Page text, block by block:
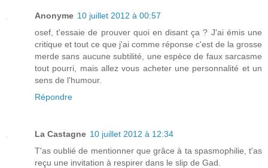
Anonyme 10 juillet 2012 à 00:57
osef, t'essaie de prouver quoi en disant ça ? J'ai émis une
critique et tout ce que j'ai comme réponse c'est de la grosse
merde sans aucune subtilité, une espèce de faux sarcasme
tout pourri, mais allez vous acheter une personnalité et un
sens de l'humour.
Répondre
La Castagne 10 juillet 2012 à 12:34
T'as oublié de mentionner que grâce à ta spasmophilie, t'as
reçu une invitation à respirer dans le slip de Gad.